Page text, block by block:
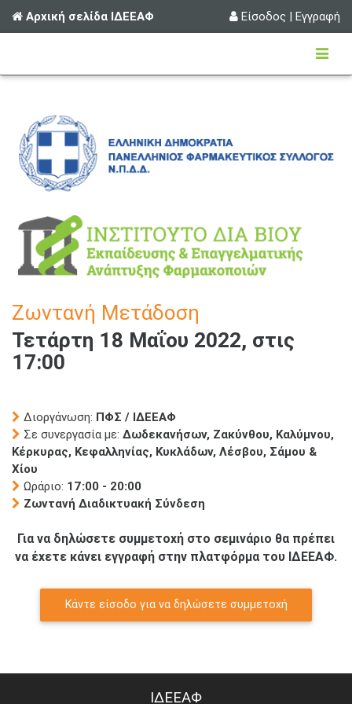
Αρχική σελίδα ΙΔΕΕΑΦ Είσοδος | Εγγραφή
Ζωντανή Μετάδοση
Τετάρτη 18 Μαΐου 2022, στις
17:00
Διοργάνωση: ΠΦΣ / ΙΔΕΕΑΦ
Σε συνεργασία με: Δωδεκανήσων, Ζακύνθου, Καλύμνου,
Κέρκυρας, Κεφαλληνίας, Κυκλάδων, Λέσβου, Σάμου &
Χίου
Ωράριο: 17:00 - 20:00
Ζωντανή Διαδικτυακή Σύνδεση
Για να δηλώσετε συμμετοχή στο σεμινάριο θα πρέπει
να έχετε κάνει εγγραφή στην πλατφόρμα του ΙΔΕΕΑΦ.
Κάντε είσοδο για να δηλώσετε συμμετοχή
ΙΔΕΕΑΦ